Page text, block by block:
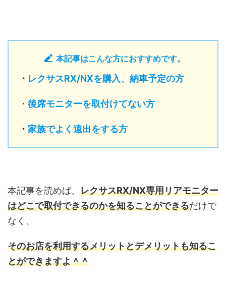
本記事はこんな方におすすめです。
・ レクサスRX/NXを購入、納車予定の方
・ 後席モニターを取付けてない方
・ 家族でよく遠出をする方
本記事を読めば、 レクサスRX/NX専用リアモニター
はどこで取付できるのかを知ることができるだけで
なく、
そのお店を利用するメリットとデメリットも知るこ
とができますよ＾＾